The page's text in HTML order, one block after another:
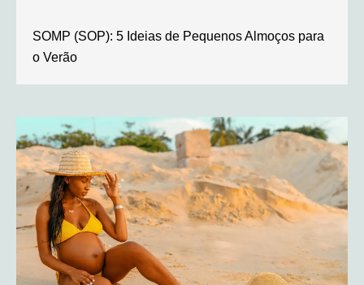
SOMP (SOP): 5 Ideias de Pequenos Almoços para
o Verão